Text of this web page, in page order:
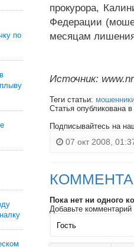
по
прокурора,
Федерации
месяцам
Источник:
Теги статьи:
Статья опубликована
Подписывайтесь на
07 окт 2008,
Пока нет ни одного
Добавьте